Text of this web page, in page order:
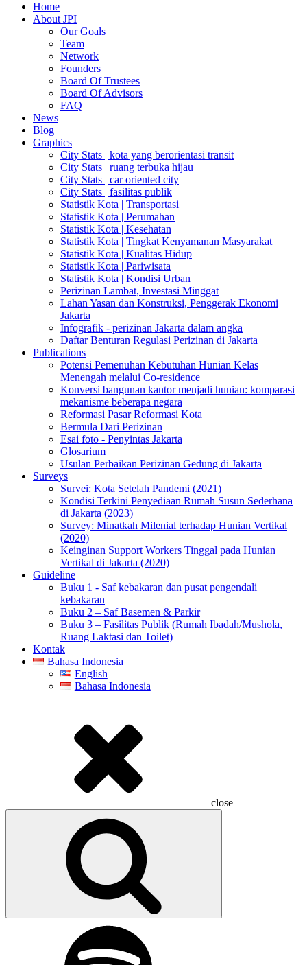
Home
About JPI
Our Goals
Team
Network
Founders
Board Of Trustees
Board Of Advisors
FAQ
News
Blog
Graphics
City Stats | kota yang berorientasi transit
City Stats | ruang terbuka hijau
City Stats | car oriented city
City Stats | fasilitas publik
Statistik Kota | Transportasi
Statistik Kota | Perumahan
Statistik Kota | Kesehatan
Statistik Kota | Tingkat Kenyamanan Masyarakat
Statistik Kota | Kualitas Hidup
Statistik Kota | Pariwisata
Statistik Kota | Kondisi Urban
Perizinan Lambat, Investasi Minggat
Lahan Yasan dan Konstruksi, Penggerak Ekonomi
Jakarta
Infografik - perizinan Jakarta dalam angka
Daftar Benturan Regulasi Perizinan di Jakarta
Publications
Potensi Pemenuhan Kebutuhan Hunian Kelas
Menengah melalui Co-residence
Konversi bangunan kantor menjadi hunian: komparasi
mekanisme beberapa negara
Reformasi Pasar Reformasi Kota
Bermula Dari Perizinan
Esai foto - Penyintas Jakarta
Glosarium
Usulan Perbaikan Perizinan Gedung di Jakarta
Surveys
Survei: Kota Setelah Pandemi (2021)
Kondisi Terkini Penyediaan Rumah Susun Sederhana
di Jakarta (2023)
Survey: Minatkah Milenial terhadap Hunian Vertikal
(2020)
Keinginan Support Workers Tinggal pada Hunian
Vertikal di Jakarta (2020)
Guideline
Buku 1 - Saf kebakaran dan pusat pengendali
kebakaran
Buku 2 – Saf Basemen & Parkir
Buku 3 – Fasilitas Publik (Rumah Ibadah/Mushola,
Ruang Laktasi dan Toilet)
Kontak
Bahasa Indonesia
English
Bahasa Indonesia
close